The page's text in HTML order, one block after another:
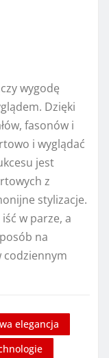
wygodę
Dzięki
fasonów i
i wyglądać
jest
z
stylizacje.
w parze, a
na
codziennym
elegancja